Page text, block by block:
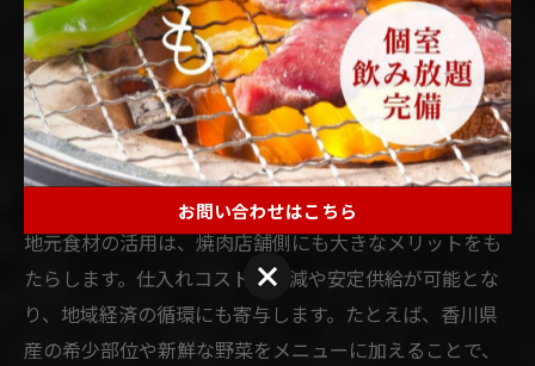
香川県の焼肉が近年注目されている背景には、地元食材
の積極的な活用があります。特にオリーブ牛をはじめと
した地元産の肉や旬の野菜は、鮮度や味わいの点で他地
域とは一線を画します。これにより「香川県 焼肉」のイ
メージが大きく向上し、観光客だけでなく地元住民にも
新たな魅力を提供しています。
地元食材の活用は、焼肉店舗側にも大きなメリットをも
たらします。仕入れコストの削減や安定供給が可能とな
り、地域経済の循環にも寄与します。たとえば、香川県
産の希少部位や新鮮な野菜をメニューに加えることで、
お問い合わせはこちら
お問い合わせはこちら